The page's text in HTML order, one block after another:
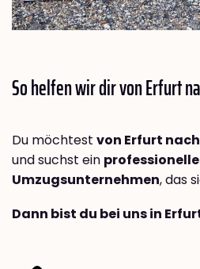
So helfen wir dir von Erfurt
Du möchtest von Erfurt
und suchst ein
Umzugsunternehmen, das
Dann bist du bei uns in